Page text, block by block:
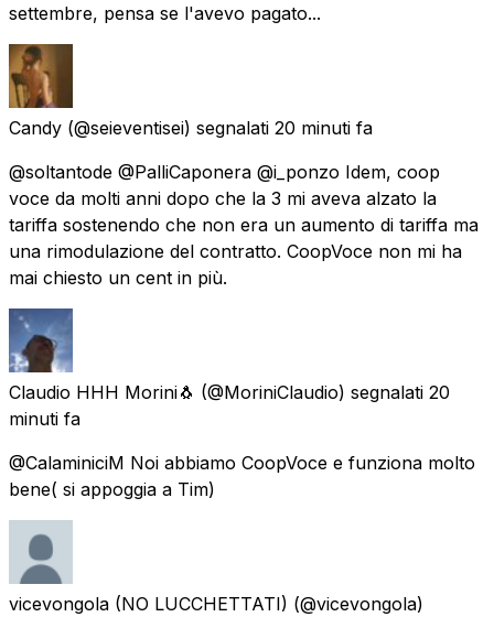
settembre, pensa se l'avevo pagato...
Candy (@seieventisei) segnalati 20 minuti fa
@soltantode @PalliCaponera @i_ponzo Idem, coop
voce da molti anni dopo che la 3 mi aveva alzato la
tariffa sostenendo che non era un aumento di tariffa ma
una rimodulazione del contratto. CoopVoce non mi ha
mai chiesto un cent in più.
Claudio HHH Morini🐧 (@MoriniClaudio) segnalati 20
minuti fa
@CalaminiciM Noi abbiamo CoopVoce e funziona molto
bene( si appoggia a Tim)
vicevongola (NO LUCCHETTATI) (@vicevongola)